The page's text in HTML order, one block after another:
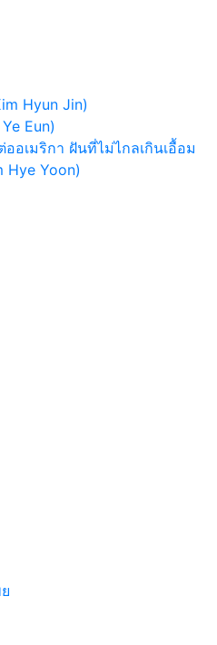
Hyun Jin)
Eun)
ออเมริกา ฝันที่ไม่ไกลเกินเอื้อม
Hye Yoon)